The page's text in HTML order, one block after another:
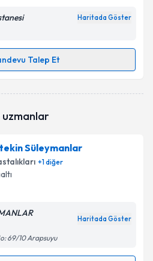
Haritada Göster
Talep Et
Talebi
randevu almanız için bir
işlenmesine ilişkin
Aydınlatma
ve kişisel verilerimin belirtilen
kabul ediyorum.
uzmanlar
Süleymanlar
+1diğer
Haritada Göster
69/10 Arapsuyu